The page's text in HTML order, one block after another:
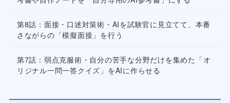
第8話：面接・口述対策術・AIを試験官に見立てて、本番
さながらの「模擬面接」を行う
第7話：弱点克服術・自分の苦手な分野だけを集めた「オ
リジナル一問一答クイズ」をAIに作らせる